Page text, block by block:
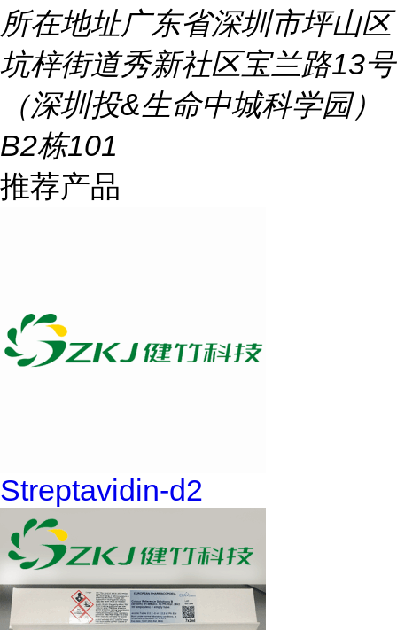
所在地址广东省深圳市坪山区
坑梓街道秀新社区宝兰路13号
（深圳投&生命中城科学园）
B2栋101
推荐产品
Streptavidin-d2